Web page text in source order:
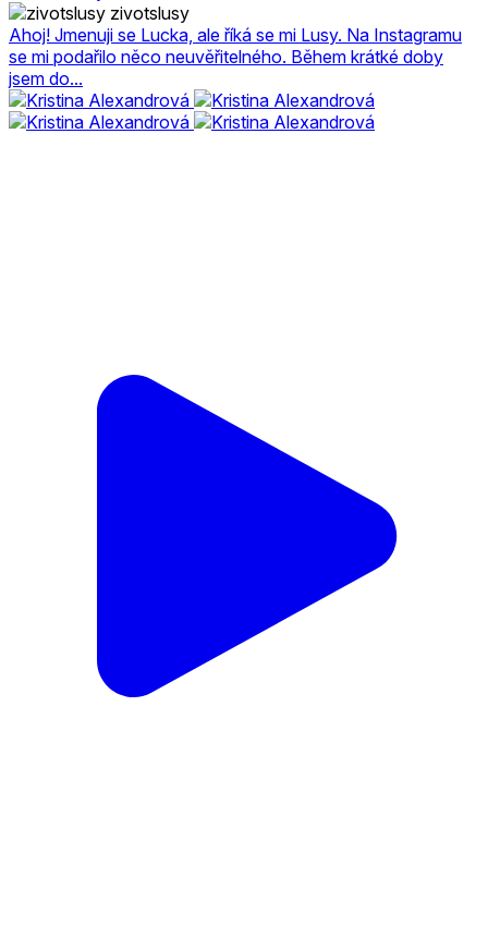
zivotslusy
Ahoj! Jmenuji se Lucka, ale říká se mi Lusy. Na Instagramu
se mi podařilo něco neuvěřitelného. Během krátké doby
jsem do...